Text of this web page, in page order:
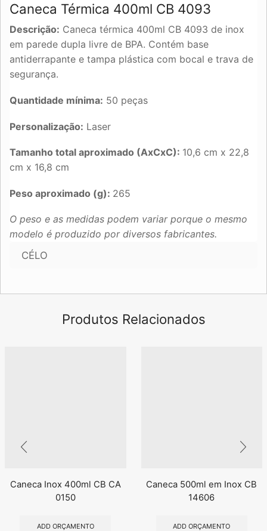
Caneca Térmica 400ml CB 4093
Descrição: Caneca térmica 400ml CB 4093 de inox
em parede dupla livre de BPA. Contém base
antiderrapante e tampa plástica com bocal e trava de
segurança.
Quantidade mínima: 50 peças
Personalização: Laser
Tamanho total aproximado (AxCxC): 10,6 cm x 22,8
cm x 16,8 cm
Peso aproximado (g): 265
O peso e as medidas podem variar porque o mesmo
modelo é produzido por diversos fabricantes.
CÉLO
Produtos Relacionados
Caneca Inox 400ml CB CA
0150
ADD ORÇAMENTO
Caneca 500ml em Inox CB
14606
ADD ORÇAMENTO